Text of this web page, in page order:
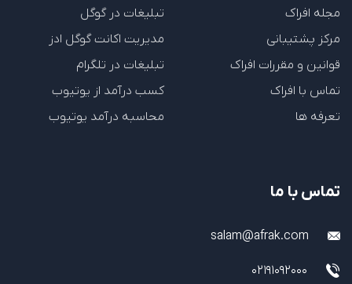
مجله افراک
مرکز پشتیبانی
قوانین و مقررات افراک
تماس با افراک
تعرفه ها
تبلیغات در گوگل
مدیریت اکانت گوگل ادز
تبلیغات در تلگرام
کسب درآمد از یوتیوب
محاسبه درآمد یوتیوب
تماس با ما
salam@afrak.com
02191092000